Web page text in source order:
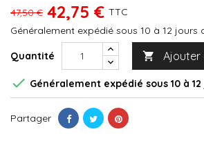
47,50 € 42,75 € TTC
Généralement expédié sous 10 à 12 jours
Quantité  Ajouter
 Généralement expédié sous 10 à
Partager